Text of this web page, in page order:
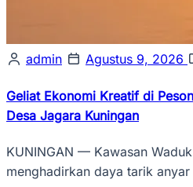
admin Agustus 9, 2026
Geliat Ekonomi Kreatif di
Desa Jagara Kuningan
KUNINGAN — Kawasan
menghadirkan daya tarik